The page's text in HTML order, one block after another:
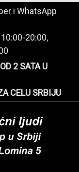
i WhatsApp
20:00,
2 SATA U
CELU SRBIJU